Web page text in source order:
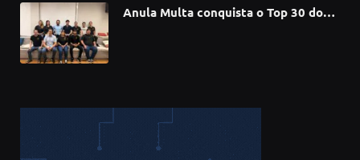
Anula Multa conquista o Top 30 do